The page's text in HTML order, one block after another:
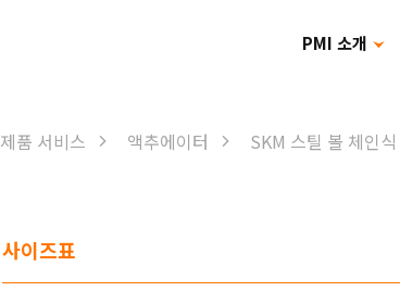
PMI 소개
제품 서비스 액추에이터 SKM 스틸 볼 체인식
사이즈표